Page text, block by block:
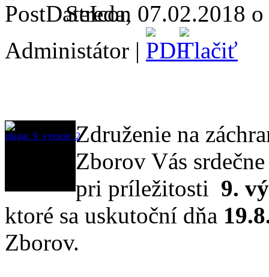
Streda, 07.02.2018
Administátor |
Združenie na
Zborov Vás
pri príležitosti 9.
ktoré sa uskutoční dňa
Zborov.